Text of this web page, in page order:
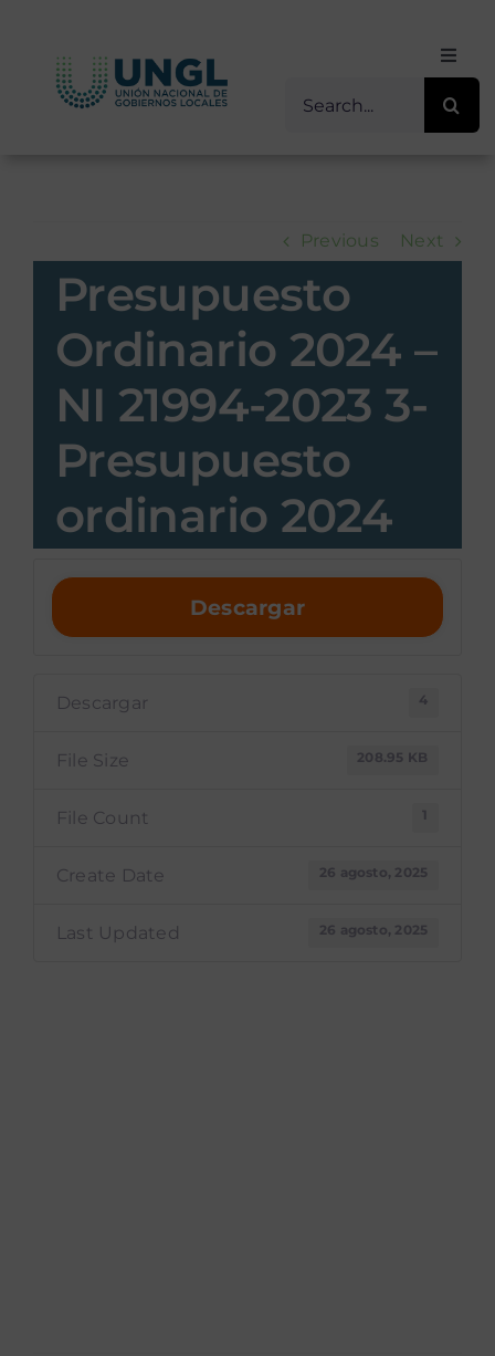
content
Inicio
Transparencia
Servicios / Programas
Comunicación
Contacto
Previous Next
Presupuesto
Ordinario 2024 –
NI 21994-2023 3-
Presupuesto
ordinario 2024
Descargar
Descargar 4
File Size 208.95 KB
File Count 1
Create Date 26 agosto, 2025
Last Updated 26 agosto, 2025